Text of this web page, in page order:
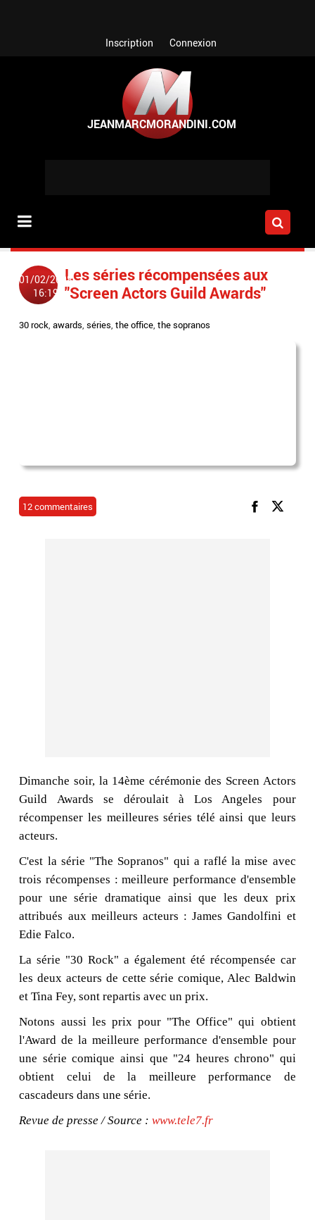
Inscription Connexion
01/02/2008
16:19
Les séries récompensées aux
"Screen Actors Guild Awards"
30 rock,awards,séries,the office,the sopranos
12 commentaires
Dimanche soir, la 14ème cérémonie des Screen Actors
Guild Awards se déroulait à Los Angeles pour
récompenser les meilleures séries télé ainsi que leurs
acteurs.
C'est la série "The Sopranos" qui a raflé la mise avec
trois récompenses : meilleure performance d'ensemble
pour une série dramatique ainsi que les deux prix
attribués aux meilleurs acteurs : James Gandolfini et
Edie Falco.
La série "30 Rock" a également été récompensée car
les deux acteurs de cette série comique, Alec Baldwin
et Tina Fey, sont repartis avec un prix.
Notons aussi les prix pour "The Office" qui obtient
l'Award de la meilleure performance d'ensemble pour
une série comique ainsi que "24 heures chrono" qui
obtient celui de la meilleure performance de
cascadeurs dans une série.
Revue de presse / Source :www.tele7.fr